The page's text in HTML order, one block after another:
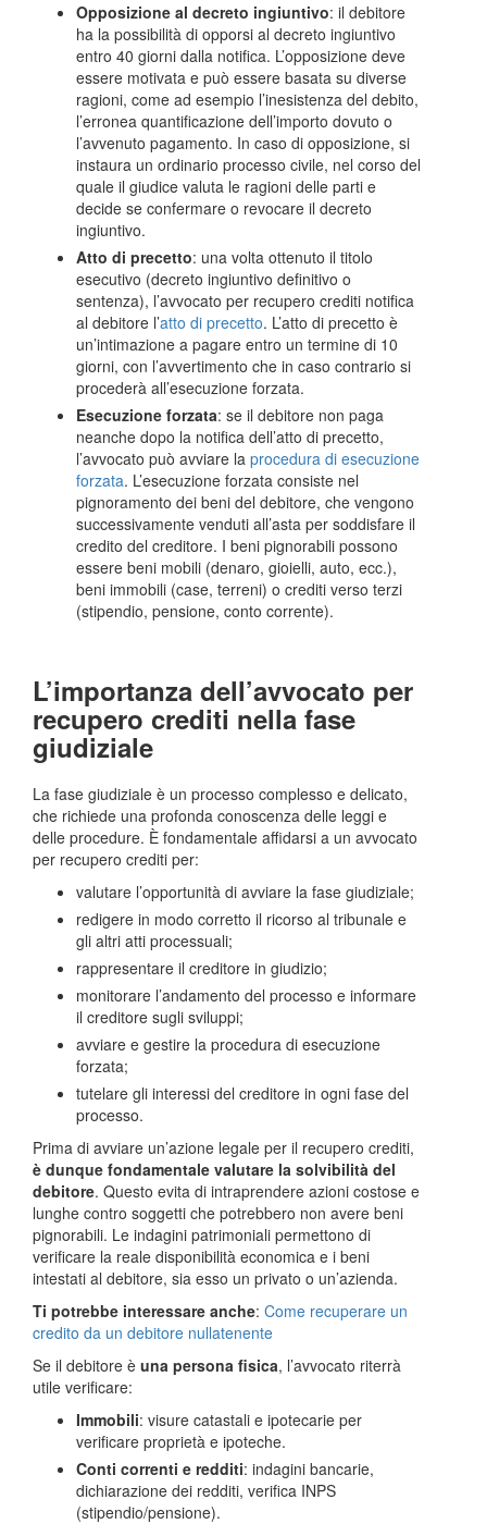
Opposizione al decreto ingiuntivo: il debitore
ha la possibilità di opporsi al decreto ingiuntivo
entro 40 giorni dalla notifica. L’opposizione deve
essere motivata e può essere basata su diverse
ragioni, come ad esempio l’inesistenza del debito,
l’erronea quantificazione dell’importo dovuto o
l’avvenuto pagamento. In caso di opposizione, si
instaura un ordinario processo civile, nel corso del
quale il giudice valuta le ragioni delle parti e
decide se confermare o revocare il decreto
ingiuntivo.
Atto di precetto: una volta ottenuto il titolo
esecutivo (decreto ingiuntivo definitivo o
sentenza), l’avvocato per recupero crediti notifica
al debitore l’atto di precetto. L’atto di precetto è
un’intimazione a pagare entro un termine di 10
giorni, con l’avvertimento che in caso contrario si
procederà all’esecuzione forzata.
Esecuzione forzata: se il debitore non paga
neanche dopo la notifica dell’atto di precetto,
l’avvocato può avviare la procedura di esecuzione
forzata. L’esecuzione forzata consiste nel
pignoramento dei beni del debitore, che vengono
successivamente venduti all’asta per soddisfare il
credito del creditore. I beni pignorabili possono
essere beni mobili (denaro, gioielli, auto, ecc.),
beni immobili (case, terreni) o crediti verso terzi
(stipendio, pensione, conto corrente).
L’importanza dell’avvocato per
recupero crediti nella fase
giudiziale
La fase giudiziale è un processo complesso e delicato,
che richiede una profonda conoscenza delle leggi e
delle procedure. È fondamentale affidarsi a un avvocato
per recupero crediti per:
valutare l’opportunità di avviare la fase giudiziale;
redigere in modo corretto il ricorso al tribunale e
gli altri atti processuali;
rappresentare il creditore in giudizio;
monitorare l’andamento del processo e informare
il creditore sugli sviluppi;
avviare e gestire la procedura di esecuzione
forzata;
tutelare gli interessi del creditore in ogni fase del
processo.
Prima di avviare un’azione legale per il recupero crediti,
è dunque fondamentale valutare la solvibilità del
debitore. Questo evita di intraprendere azioni costose e
lunghe contro soggetti che potrebbero non avere beni
pignorabili. Le indagini patrimoniali permettono di
verificare la reale disponibilità economica e i beni
intestati al debitore, sia esso un privato o un’azienda.
Ti potrebbe interessare anche: Come recuperare un
credito da un debitore nullatenente
Se il debitore è una persona fisica, l’avvocato riterrà
utile verificare:
Immobili: visure catastali e ipotecarie per
verificare proprietà e ipoteche.
Conti correnti e redditi: indagini bancarie,
dichiarazione dei redditi, verifica INPS
(stipendio/pensione).